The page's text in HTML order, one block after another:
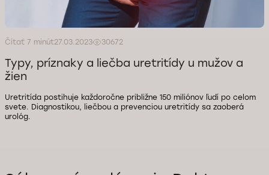
Čítať 7 minút27.03.2023 30672
Typy, príznaky a liečba uretritídy u mužov a
žien
Uretritída postihuje každoročne približne 150 miliónov ľudí po celom
svete. Diagnostikou, liečbou a prevenciou uretritídy sa zaoberá
urológ.